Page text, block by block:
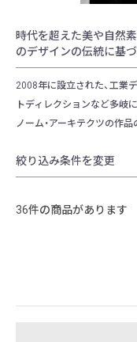
時代を超えた美や自然
のデザインの伝統に基
2008年に設立された、工業
トディレクションなど多岐
ノーム・アーキテクツの作
絞り込み条件を変更
36件の商品があります